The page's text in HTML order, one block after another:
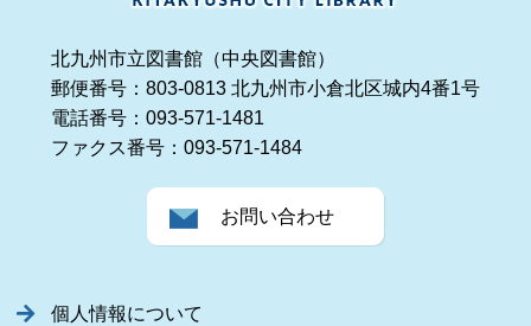
北九州市立図書館（中央図書館）
郵便番号：803-0813 北九州市小倉北区城内4番1号
電話番号：093-571-1481
ファクス番号：093-571-1484
お問い合わせ
個人情報について